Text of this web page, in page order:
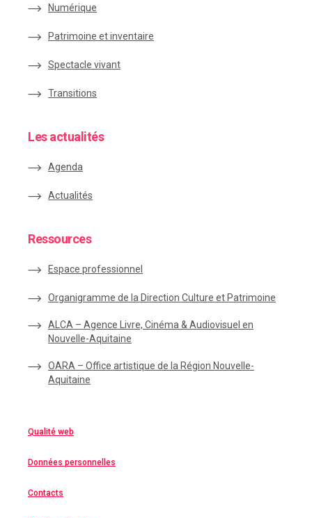
Numérique
Patrimoine et inventaire
Spectacle vivant
Transitions
Les actualités
Agenda
Actualités
Ressources
Espace professionnel
Organigramme de la Direction Culture et Patrimoine
ALCA – Agence Livre, Cinéma & Audiovisuel en
Nouvelle-Aquitaine
OARA – Office artistique de la Région Nouvelle-
Aquitaine
Qualité web
Données personnelles
Contacts